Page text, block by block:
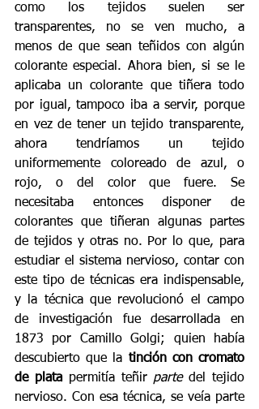
como los tejidos suelen ser
transparentes, no se ven mucho, a
menos de que sean teñidos con algún
colorante especial. Ahora bien, si se le
aplicaba un colorante que tiñera todo
por igual, tampoco iba a servir, porque
en vez de tener un tejido transparente,
ahora tendríamos un tejido
uniformemente coloreado de azul, o
rojo, o del color que fuere. Se
necesitaba entonces disponer de
colorantes que tiñeran algunas partes
de tejidos y otras no. Por lo que, para
estudiar el sistema nervioso, contar con
este tipo de técnicas era indispensable,
y la técnica que revolucionó el campo
de investigación fue desarrollada en
1873 por Camillo Golgi; quien había
descubierto que la tinción con cromato
de plata permitía teñir parte del tejido
nervioso. Con esa técnica, se veía parte